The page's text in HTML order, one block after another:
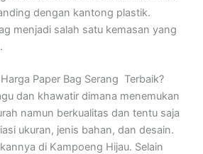
dengan kantong plastik.
menjadi salah satu kemasan yang
Paper Bag Serang Terbaik?
dan khawatir dimana menemukan
namun berkualitas dan tentu saja
ukuran, jenis bahan, dan desain.
di Kampoeng Hijau. Selain